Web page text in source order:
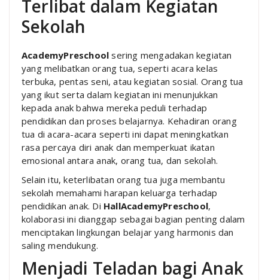
Terlibat dalam Kegiatan
Sekolah
AcademyPreschool sering mengadakan kegiatan
yang melibatkan orang tua, seperti acara kelas
terbuka, pentas seni, atau kegiatan sosial. Orang tua
yang ikut serta dalam kegiatan ini menunjukkan
kepada anak bahwa mereka peduli terhadap
pendidikan dan proses belajarnya. Kehadiran orang
tua di acara-acara seperti ini dapat meningkatkan
rasa percaya diri anak dan memperkuat ikatan
emosional antara anak, orang tua, dan sekolah.
Selain itu, keterlibatan orang tua juga membantu
sekolah memahami harapan keluarga terhadap
pendidikan anak. Di HallAcademyPreschool,
kolaborasi ini dianggap sebagai bagian penting dalam
menciptakan lingkungan belajar yang harmonis dan
saling mendukung.
Menjadi Teladan bagi Anak